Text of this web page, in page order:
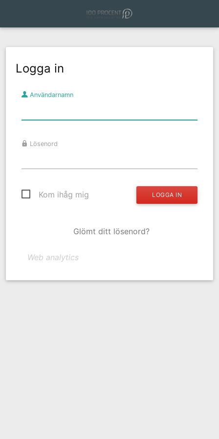
Logga in
Användarnamn
Lösenord
Kom ihåg mig
Glömt ditt lösenord?
Web analytics